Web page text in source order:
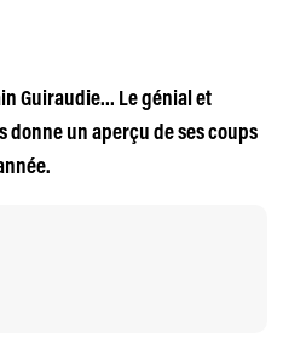
Guiraudie… Le génial et
donne un aperçu de ses coups